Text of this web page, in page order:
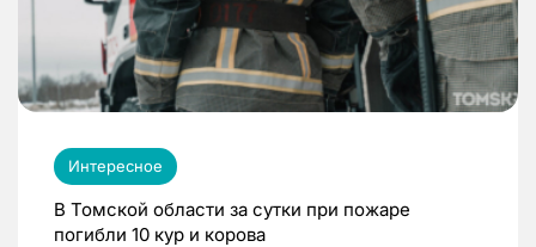
Интересное
В Томской области за сутки при пожаре
погибли 10 кур и корова